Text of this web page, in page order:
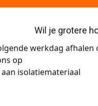
Wil je grotere
werkdag afhalen
op
isolatiemateriaal